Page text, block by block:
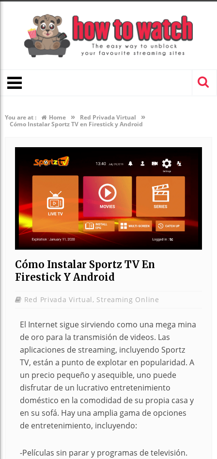
You are at : Home » Red Privada Virtual »
Cómo Instalar Sportz TV en Firestick y Android
Cómo Instalar Sportz TV En
Firestick Y Android
Red Privada Virtual, Streaming Online
El Internet sigue sirviendo como una mega mina
de oro para la transmisión de videos. Las
aplicaciones de streaming, incluyendo Sportz
TV, están a punto de explotar en popularidad. A
un precio pequeño y asequible, uno puede
disfrutar de un lucrativo entretenimiento
doméstico en la comodidad de su propia casa y
en su sofá. Hay una amplia gama de opciones
de entretenimiento, incluyendo:
-Películas sin parar y programas de televisión.